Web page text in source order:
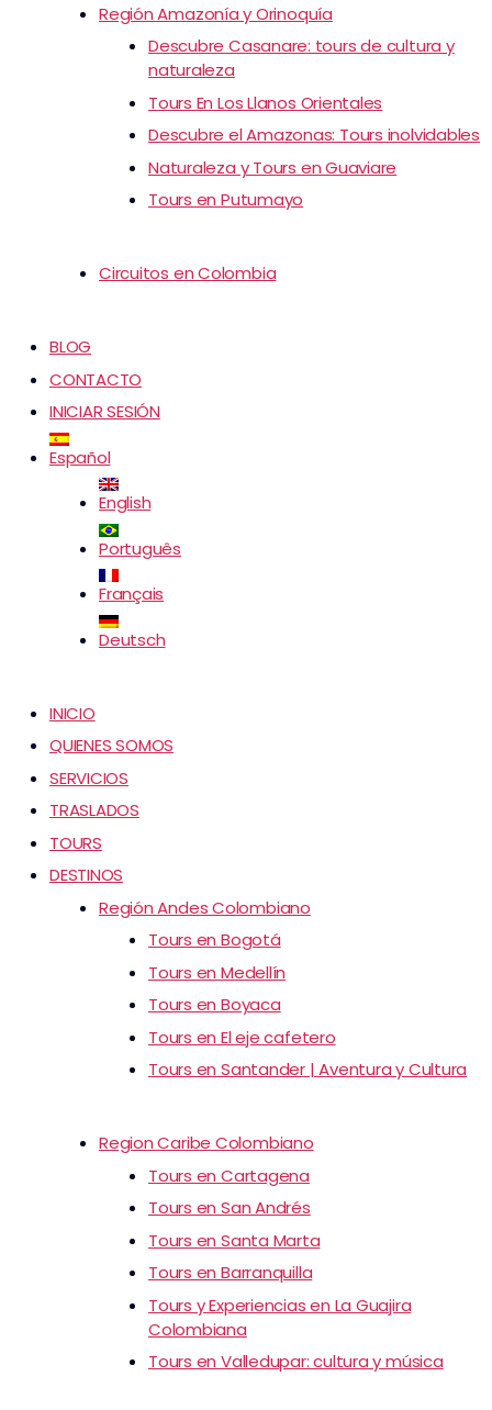
Región Amazonía y Orinoquía
Descubre Casanare: tours de cultura y
naturaleza
Tours En Los Llanos Orientales
Descubre el Amazonas: Tours inolvidables
Naturaleza y Tours en Guaviare
Tours en Putumayo
Circuitos en Colombia
BLOG
CONTACTO
INICIAR SESIÓN
Español
English
Português
Français
Deutsch
INICIO
QUIENES SOMOS
SERVICIOS
TRASLADOS
TOURS
DESTINOS
Región Andes Colombiano
Tours en Bogotá
Tours en Medellín
Tours en Boyaca
Tours en El eje cafetero
Tours en Santander | Aventura y Cultura
Region Caribe Colombiano
Tours en Cartagena
Tours en San Andrés
Tours en Santa Marta
Tours en Barranquilla
Tours y Experiencias en La Guajira
Colombiana
Tours en Valledupar: cultura y música